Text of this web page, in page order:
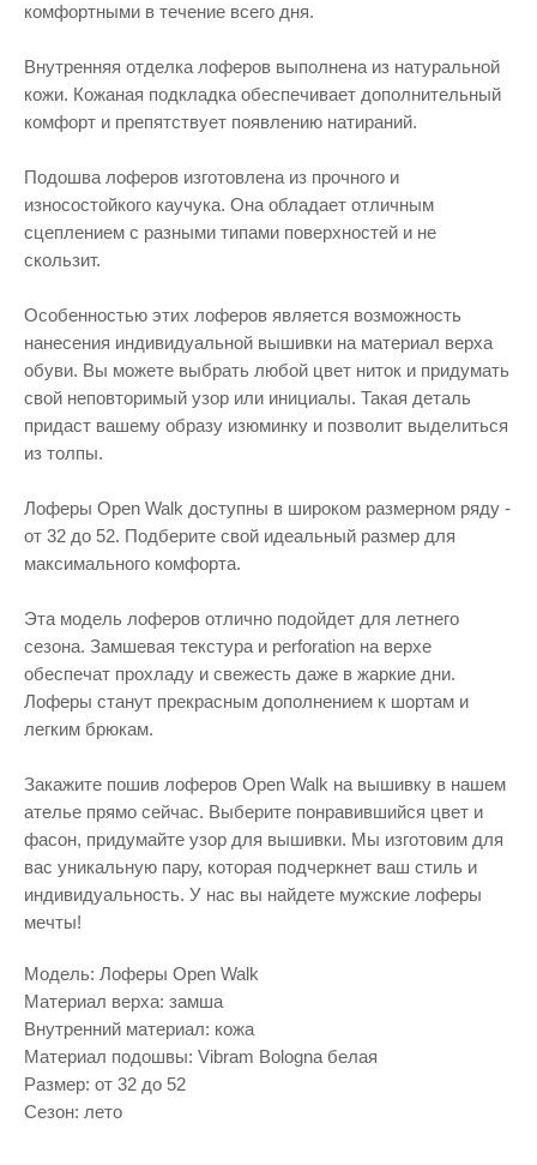
комфортными в течение всего дня.
Внутренняя отделка лоферов выполнена из натуральной
кожи. Кожаная подкладка обеспечивает дополнительный
комфорт и препятствует появлению натираний.
Подошва лоферов изготовлена из прочного и
износостойкого каучука. Она обладает отличным
сцеплением с разными типами поверхностей и не
скользит.
Особенностью этих лоферов является возможность
нанесения индивидуальной вышивки на материал верха
обуви. Вы можете выбрать любой цвет ниток и придумать
свой неповторимый узор или инициалы. Такая деталь
придаст вашему образу изюминку и позволит выделиться
из толпы.
Лоферы Open Walk доступны в широком размерном ряду -
от 32 до 52. Подберите свой идеальный размер для
максимального комфорта.
Эта модель лоферов отлично подойдет для летнего
сезона. Замшевая текстура и perforation на верхе
обеспечат прохладу и свежесть даже в жаркие дни.
Лоферы станут прекрасным дополнением к шортам и
легким брюкам.
Закажите пошив лоферов Open Walk на вышивку в нашем
ателье прямо сейчас. Выберите понравившийся цвет и
фасон, придумайте узор для вышивки. Мы изготовим для
вас уникальную пару, которая подчеркнет ваш стиль и
индивидуальность. У нас вы найдете мужские лоферы
мечты!
Модель: Лоферы Open Walk
Материал верха: замша
Внутренний материал: кожа
Материал подошвы: Vibram Bologna белая
Размер: от 32 до 52
Сезон: лето